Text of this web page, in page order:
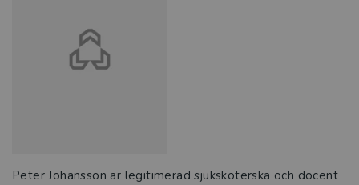
Peter Johansson är legitimerad sjuksköterska och docent